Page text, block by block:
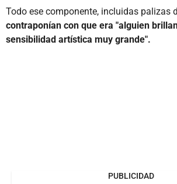
Todo ese componente, incluidas palizas
contraponían con que era "alguien
sensibilidad artística muy grande".
PUBLICIDAD